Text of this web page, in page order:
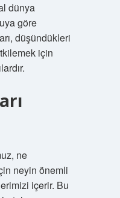
dünya
göre
düşündükleri
için
ne
neyin önemli
içerir. Bu